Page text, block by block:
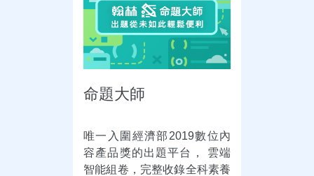
命題大師
唯一入圍經濟部2019數位內
容產品獎的出題平台， 雲端
智能組卷，完整收錄全科素養